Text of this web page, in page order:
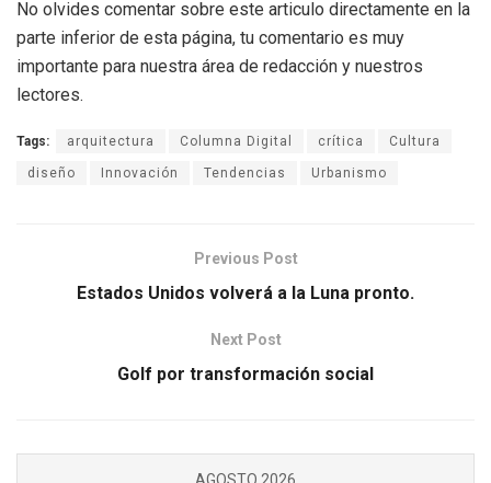
No olvides comentar sobre este articulo directamente en la
parte inferior de esta página, tu comentario es muy
importante para nuestra área de redacción y nuestros
lectores.
Tags: arquitectura Columna Digital crítica Cultura
diseño Innovación Tendencias Urbanismo
Previous Post
Estados Unidos volverá a la Luna pronto.
Next Post
Golf por transformación social